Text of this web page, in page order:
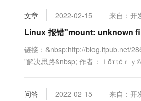
文章 2022-02-15 来自：开
Linux 报错"mount: unknown
链接：&nbsp;http://blog.itpub.net/
"解决思路&nbsp; 作者：ｌōττéｒ
问答 2022-02-15 来自：开